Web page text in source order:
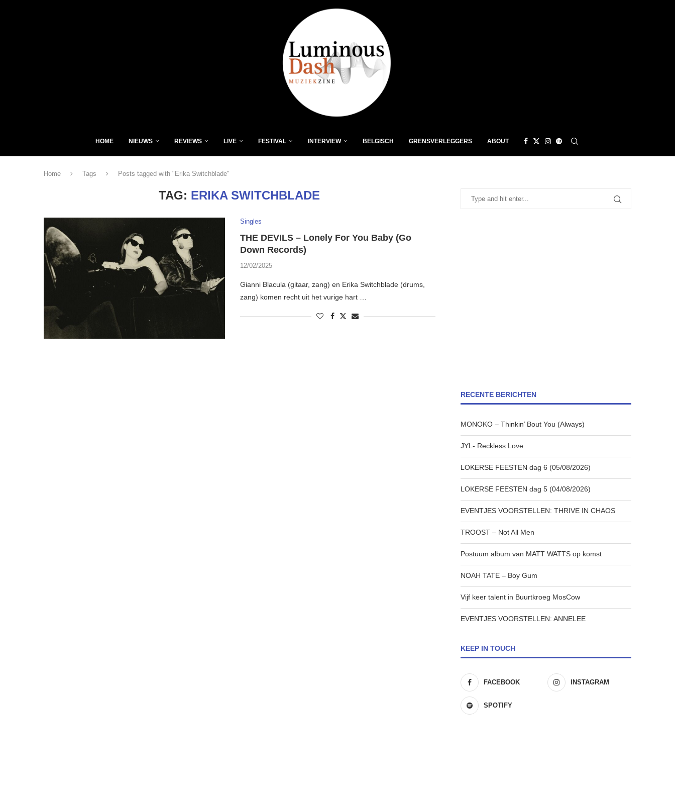
HOME NIEUWS REVIEWS LIVE FESTIVAL INTERVIEW BELGISCH GRENSVERLEGGERS ABOUT
Home Tags Posts tagged with "Erika Switchblade"
TAG: ERIKA SWITCHBLADE
Singles
THE DEVILS – Lonely For You Baby (Go
Down Records)
12/02/2025
Gianni Blacula (gitaar, zang) en Erika Switchblade (drums,
zang) komen recht uit het vurige hart …
RECENTE BERICHTEN
MONOKO – Thinkin’ Bout You (Always)
JYL- Reckless Love
LOKERSE FEESTEN dag 6 (05/08/2026)
LOKERSE FEESTEN dag 5 (04/08/2026)
EVENTJES VOORSTELLEN: THRIVE IN CHAOS
TROOST – Not All Men
Postuum album van MATT WATTS op komst
NOAH TATE – Boy Gum
Vijf keer talent in Buurtkroeg MosCow
EVENTJES VOORSTELLEN: ANNELEE
KEEP IN TOUCH
FACEBOOK INSTAGRAM
SPOTIFY